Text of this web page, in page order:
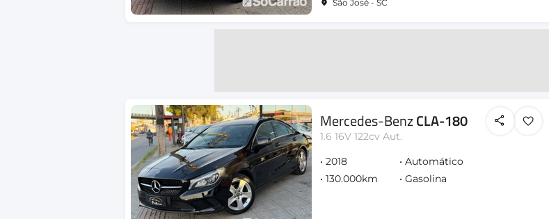
São José - SC
Mercedes-BenzCLA-180
1.6 16V 122cv Aut.
2018
Automático
130.000km
Gasolina